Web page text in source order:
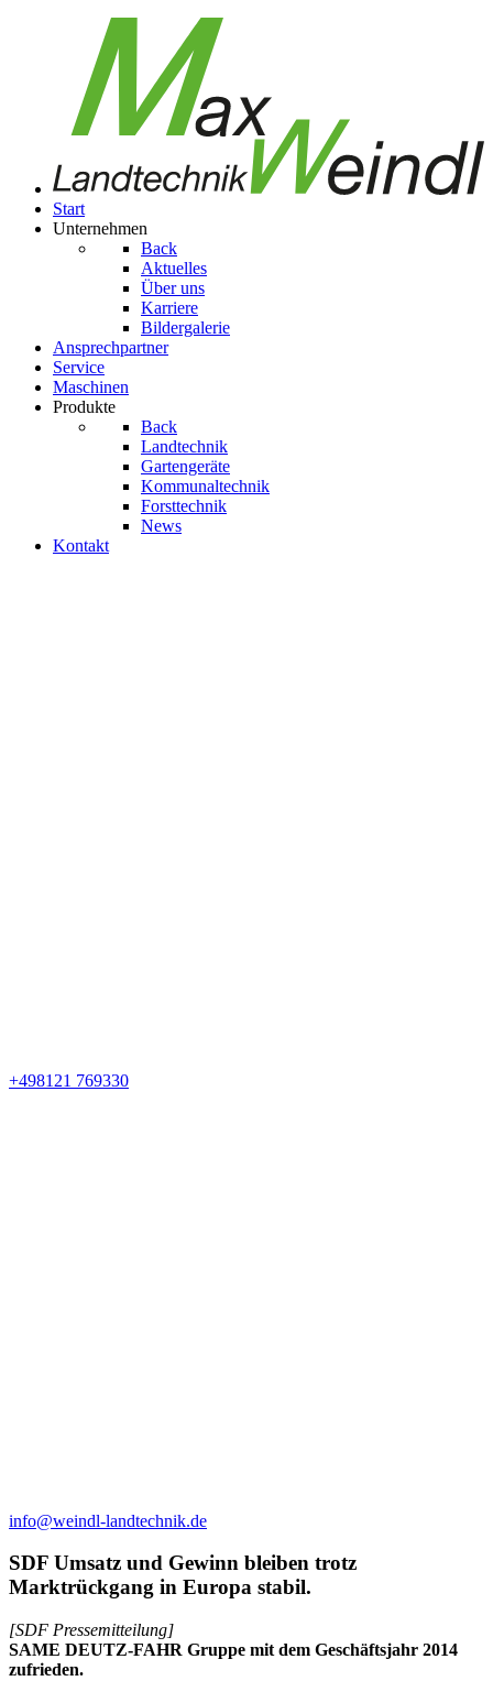
Start
Unternehmen
Back
Aktuelles
Über uns
Karriere
Bildergalerie
Ansprechpartner
Service
Maschinen
Produkte
Back
Landtechnik
Gartengeräte
Kom­mu­nal­tech­nik
Forsttechnik
News
Kontakt
+498121 769330
info@weindl-landtechnik.de
SDF Umsatz und Gewinn bleiben trotz
Marktrückgang in Europa stabil.
[SDF Pressemitteilung]
SAME DEUTZ-FAHR Gruppe mit dem Geschäftsjahr 2014
zufrieden.